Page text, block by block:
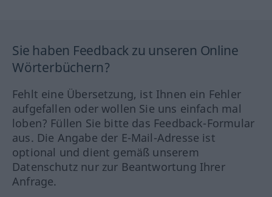
Sie haben Feedback zu unseren Online
Wörterbüchern?
Fehlt eine Übersetzung, ist Ihnen ein Fehler
aufgefallen oder wollen Sie uns einfach mal
loben? Füllen Sie bitte das Feedback-Formular
aus. Die Angabe der E-Mail-Adresse ist
optional und dient gemäß unserem
Datenschutz nur zur Beantwortung Ihrer
Anfrage.